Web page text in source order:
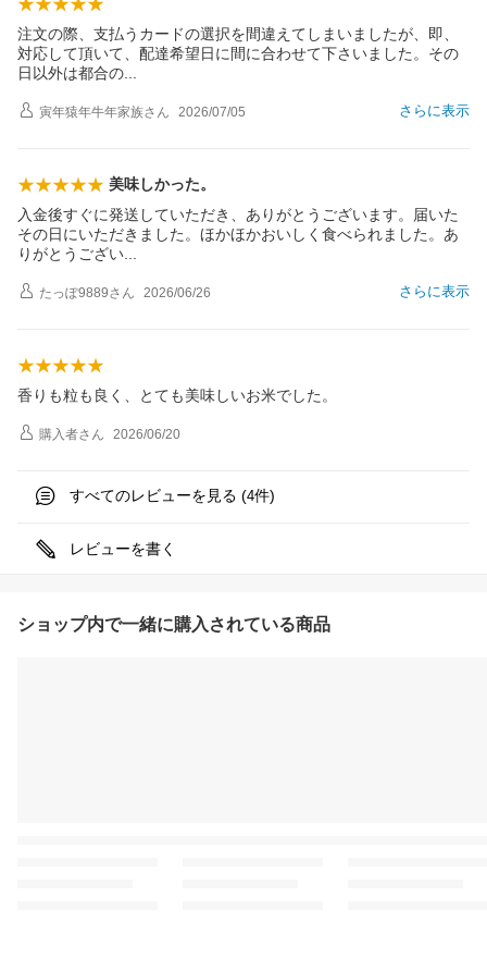
注文の際、支払うカードの選択を間違えてしまいましたが、即、
対応して頂いて、配達希望日に間に合わせて下さいました。その
日以外は都合の
さらに表示
寅年猿年牛年家族さん 2026/07/05
美味しかった。
入金後すぐに発送していただき、ありがとうございます。届いた
その日にいただきました。ほかほかおいしく食べられました。あ
りがとうござい
さらに表示
たっぽ9889さん 2026/06/26
香りも粒も良く、とても美味しいお米でした。
購入者さん 2026/06/20
すべてのレビューを見る (4件)
レビューを書く
ショップ内で一緒に購入されている商品